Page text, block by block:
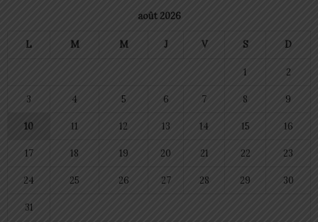
août 2026
L M M J V S D
1 2
3 4 5 6 7 8 9
10 11 12 13 14 15 16
17 18 19 20 21 22 23
24 25 26 27 28 29 30
31